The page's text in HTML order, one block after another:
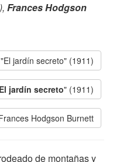
Frances Hodgson
"El jardín secreto" (1911)
El jardín secreto" (1911)
Hodgson Burnett
de montañas y